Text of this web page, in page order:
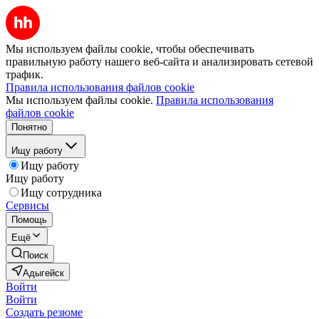
Мы используем файлы cookie, чтобы обеспечивать
правильную работу нашего веб-сайта и анализировать сетевой
трафик.
Правила использования файлов cookie
Мы используем файлы cookie. Правила использования
файлов cookie
Понятно
Ищу работу
Ищу работу
Ищу работу
Ищу сотрудника
Сервисы
Помощь
Ещё
Поиск
Адыгейск
Войти
Войти
Создать резюме